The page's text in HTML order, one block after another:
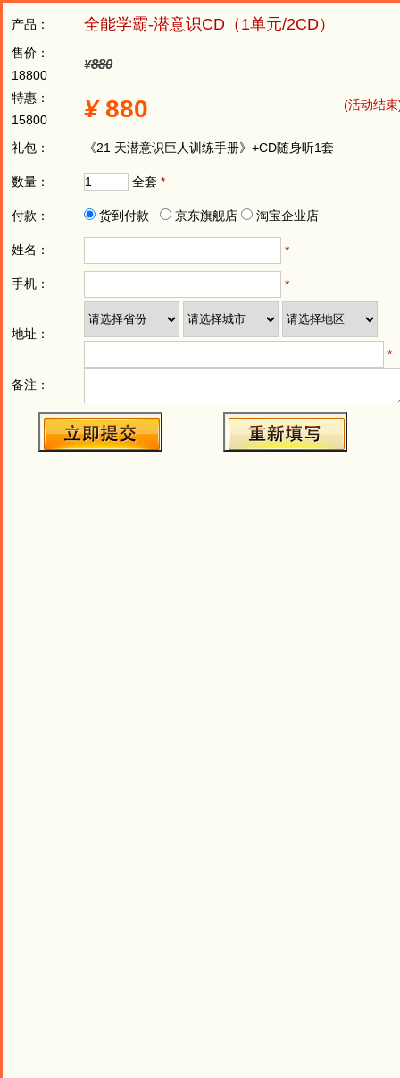
产品： 全能学霸-潜意识CD（1单元/2CD）
售价：
18800
¥880
特惠：
15800
¥880 (活动结
礼包： 《21 天潜意识巨人训练手册》+CD随身听1套
数量： 全套 *
付款： 货到付款 京东旗舰店 淘宝企业店
姓名： *
手机： *
地址：
*
备注：